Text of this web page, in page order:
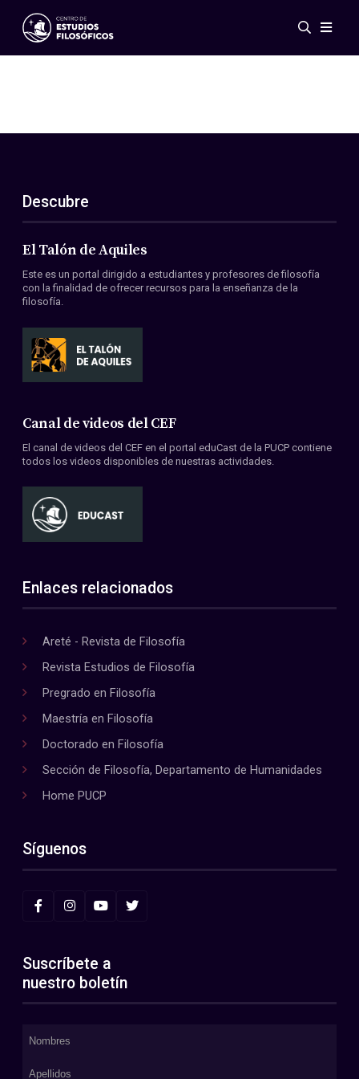
Eventos
ES
EN
Acerca de nosotros
Miembros
Convenios
Descubre
El Talón de Aquiles
Este es un portal dirigido a estudiantes y profesores de filosofía
con la finalidad de ofrecer recursos para la enseñanza de la
filosofía.
Canal de videos del CEF
El canal de videos del CEF en el portal eduCast de la PUCP contiene
todos los videos disponibles de nuestras actividades.
Enlaces relacionados
Areté - Revista de Filosofía
Revista Estudios de Filosofía
Pregrado en Filosofía
Maestría en Filosofía
Doctorado en Filosofía
Sección de Filosofía, Departamento de Humanidades
Home PUCP
Síguenos
Suscríbete a
nuestro boletín